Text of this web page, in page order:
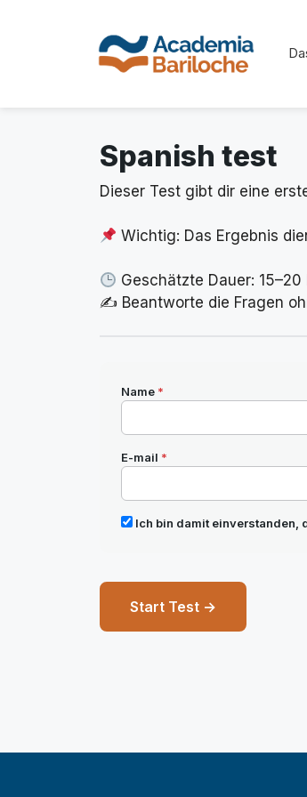
Spanish test
Dieser Test gibt dir eine
Wichtig: Das Ergebnis
Geschätzte Dauer: 15–20
✍️ Beantworte die Fragen
Name *
E-mail *
Ich bin damit einverstanden,
Start Test →